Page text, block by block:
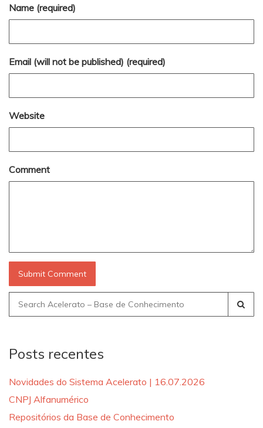
Name (required)
Email (will not be published) (required)
Website
Comment
Search
for:
Posts recentes
Novidades do Sistema Acelerato | 16.07.2026
CNPJ Alfanumérico
Repositórios da Base de Conhecimento